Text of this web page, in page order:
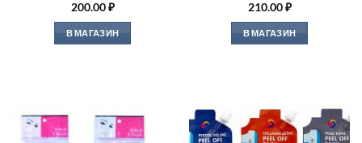
200.00₽
В МАГАЗИН
210.00₽
В МАГАЗИН